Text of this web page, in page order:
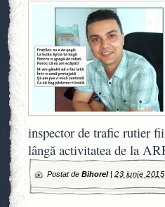
inspector de trafic rutier
lângă activitatea de la
Postat de Bihorel| 23 iunie 2015